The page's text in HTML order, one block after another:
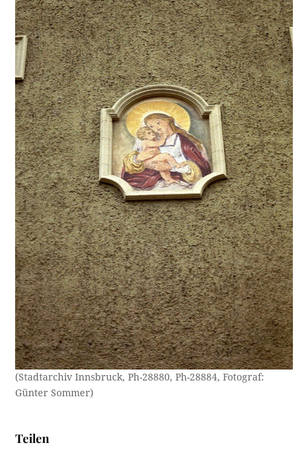
(Stadtarchiv Innsbruck, Ph-28880, Ph-28884, Fotograf:
Günter Sommer)
Teilen